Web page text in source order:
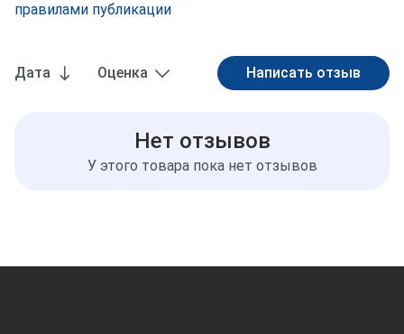
Дата Оценка
Нет отзывов
У этого товара пока нет отзывов
правилами публикации